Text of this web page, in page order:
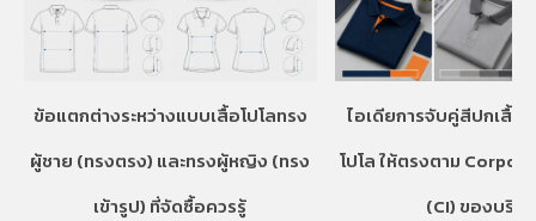
ข้อแตกต่างระหว่างแบบเสื้อโปโลทรง
ผู้ชาย (ทรงตรง) และทรงผู้หญิง (ทรง
เข้ารูป) ที่จัดซื้อควรรู้
ไอเดียการจับคู่สีปกเสื้อ
โปโล ให้ตรงตาม
(CI) ของบริษัท